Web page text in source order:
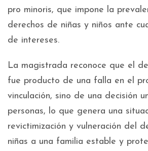
pro minoris, que impone la
derechos de niñas y niños ante
de intereses.
La magistrada reconoce que el
fue producto de una falla en el
vinculación, sino de una decisión
personas, lo que genera una
revictimización y vulneración del
niñas a una familia estable y